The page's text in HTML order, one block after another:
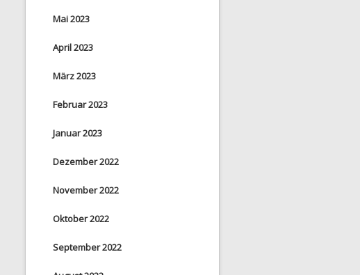
Mai 2023
April 2023
März 2023
Februar 2023
Januar 2023
Dezember 2022
November 2022
Oktober 2022
September 2022